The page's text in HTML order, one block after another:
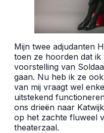
Mijn twee adjudanten
toen ze hoorden dat ik
voorstelling van
gaan. Nu heb ik ze
van mij vraagt wel
uitstekend
ons drieën naar
op het zachte fluweel
theaterzaal.